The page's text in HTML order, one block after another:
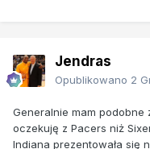
Jendras
Opublikowano 2
Generalnie mam podobne
oczekuję z Pacers niż
Indiana prezentowała się